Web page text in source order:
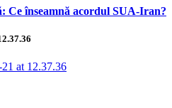
Ce înseamnă acordul SUA-Iran?